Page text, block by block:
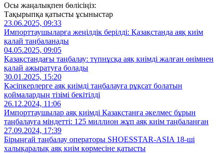
Осы жаңалықпен бөлісіңіз:
Тақырыпқа қатысты ұсыныстар
23.06.2025, 09:33
Импорттаушыларға жеңілдік берілді: Қазақстанда аяқ киім
қалай таңбаланады
04.05.2025, 09:05
Қазақстандағы таңбалау: түпнұсқа аяқ киімді жалған өнімнен
қалай ажыратуға болады
30.01.2025, 15:20
Кәсіпкерлерге аяқ киімді таңбалауға рұқсат болатын
қоймалардың тізімі бекітілді
26.12.2024, 11:06
Импорттаушылар аяқ киімді Қазақстанға әкелмес бұрын
таңбалауға міндетті: 125 миллион жұп аяқ киім таңбаланған
27.09.2024, 17:39
Бірыңғай таңбалау операторы SHOESSTAR-ASIA 18-ші
халықаралық аяқ киім көрмесіне қатысты